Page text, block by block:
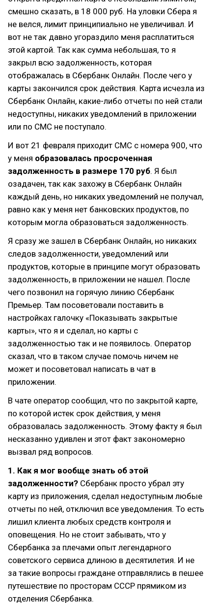
смешно сказать, в 18 000 руб. На уловки Сбера я
не велся, лимит принципиально не увеличивал. И
вот не так давно угораздило меня расплатиться
этой картой. Так как сумма небольшая, то я
закрыл всю задолженность, которая
отображалась в Сбербанк Онлайн. После чего у
карты закончился срок действия. Карта исчезла из
Сбербанк Онлайн, какие-либо отчеты по ней стали
недоступны, никаких уведомлений в приложении
или по СМС не поступало.
И вот 21 февраля приходит СМС с номера 900, что
у меня образовалась просроченная
задолженность в размере 170 руб. Я был
озадачен, так как захожу в Сбербанк Онлайн
каждый день, но никаких уведомлений не получал,
равно как у меня нет банковских продуктов, по
которым могла образоваться задолженность.
Я сразу же зашел в Сбербанк Онлайн, но никаких
следов задолженности, уведомлений или
продуктов, которые в принципе могут образовать
задолженность, в приложении не нашел. После
чего позвонил на горячую линию Сбербанк
Премьер. Там посоветовали поставить в
настройках галочку «Показывать закрытые
карты», что я и сделал, но карты с
задолженностью так и не появилось. Оператор
сказал, что в таком случае помочь ничем не
может и посоветовал написать в чат в
приложении.
В чате оператор сообщил, что по закрытой карте,
по которой истек срок действия, у меня
образовалась задолженность. Этому факту я был
несказанно удивлен и этот факт закономерно
вызвал ряд вопросов.
1. Как я мог вообще знать об этой
задолженности? Сбербанк просто убрал эту
карту из приложения, сделал недоступным любые
отчеты по ней, отключил все уведомления. То есть
лишил клиента любых средств контроля и
оповещения. Но не стоит забывать, что у
Сбербанка за плечами опыт легендарного
советского сервиса длиною в десятилетия. И не
за такие вопросы граждане отправлялись в пешее
путешествие по просторам СССР прямиком из
отделения Сбербанка.